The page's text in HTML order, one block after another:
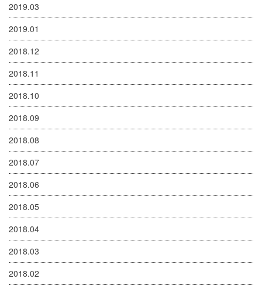
2019.03
2019.01
2018.12
2018.11
2018.10
2018.09
2018.08
2018.07
2018.06
2018.05
2018.04
2018.03
2018.02